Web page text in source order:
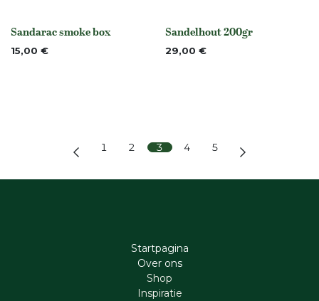
None
Sandarac smoke box
15,00 € None
Sandelhout 200gr
29,00 €
1 2 3 4 5
Startpagina
Ove​r​ ons
Shop
Inspiratie